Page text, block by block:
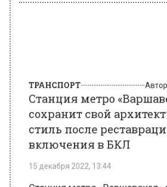
стиль после
включения в БКЛ
15 декабря 2022, 13:44
исторический вид после того,